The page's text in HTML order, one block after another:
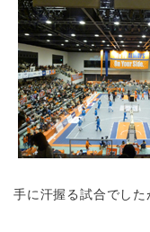
手に汗握る試合でした